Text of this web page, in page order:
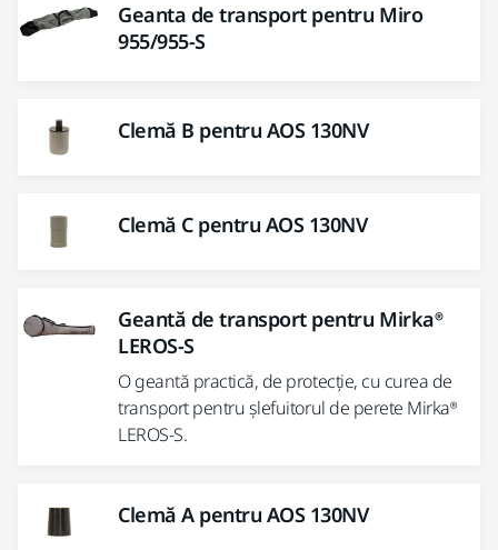
Geanta de transport pentru Miro
955/955-S
Clemă B pentru AOS 130NV
Clemă C pentru AOS 130NV
Geantă de transport pentru Mirka®
LEROS-S
O geantă practică, de protecție, cu curea de
transport pentru șlefuitorul de perete Mirka®
LEROS-S.
Clemă A pentru AOS 130NV